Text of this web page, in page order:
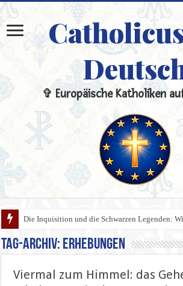
✞ Europäische Katholiken
Die Inquisition und die Schwarzen Legenden:
Tag-Archiv: Erhebungen
Viermal zum Himmel: das